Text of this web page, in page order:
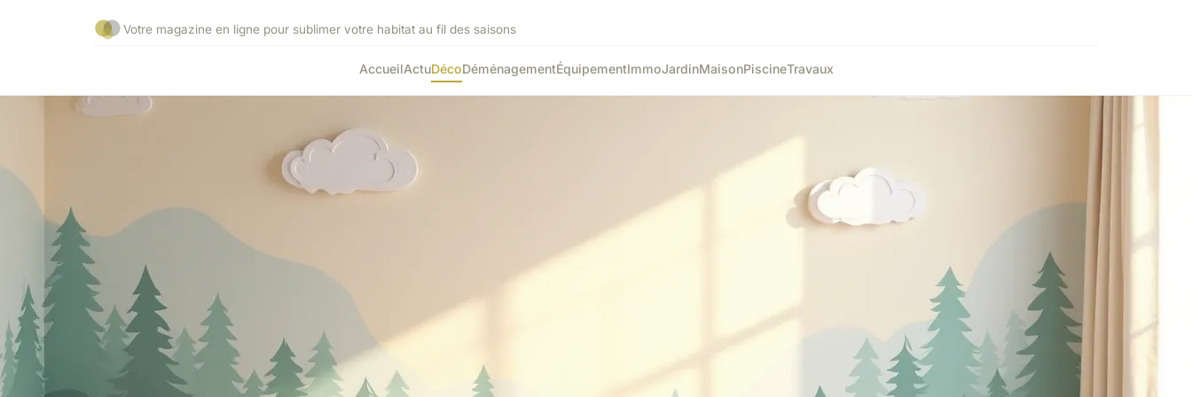
Votre magazine en ligne pour sublimer votre habitat au fil des saisons
AccueilActuDécoDéménagementÉquipementImmoJardinMaisonPiscineTravaux